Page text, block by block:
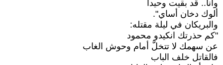
وأنا.. قد بقيت وحيداً
ألوك دخان أساي".
والبريكان في ليلة مقتله:
"كم حذرتك انكيدو محمود
عن سهمك لا تتخلَّ أمام وحوش الغاب
فالقاتل خلف الباب